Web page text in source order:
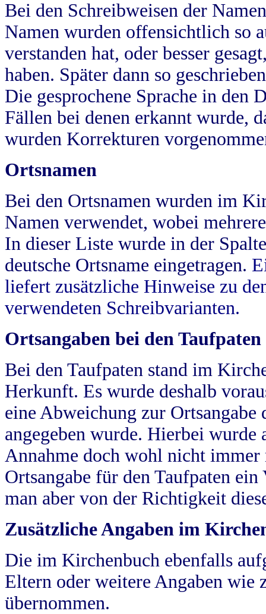
Bei den Schreibweisen der
Namen wurden offensichtlich so
verstanden hat, oder besser
haben. Später dann so
Die gesprochene Sprache in
Fällen bei denen erkannt wurde,
wurden Korrekturen
Ortsnamen
Bei den Ortsnamen wurden im
Namen verwendet, wobei
In dieser Liste wurde in der
deutsche Ortsname eingetragen.
liefert zusätzliche Hinweise zu
verwendeten Schreibvarianten.
Ortsangaben bei den Taufpaten
Bei den Taufpaten stand im
Herkunft. Es wurde deshalb
eine Abweichung zur
angegeben wurde. Hierbei wurde
Annahme doch wohl nicht
Ortsangabe für den Taufpaten
man aber von der Richtigkeit
Zusätzliche Angaben im
Die im Kirchenbuch ebenfalls
Eltern oder weitere Angaben wie
übernommen.